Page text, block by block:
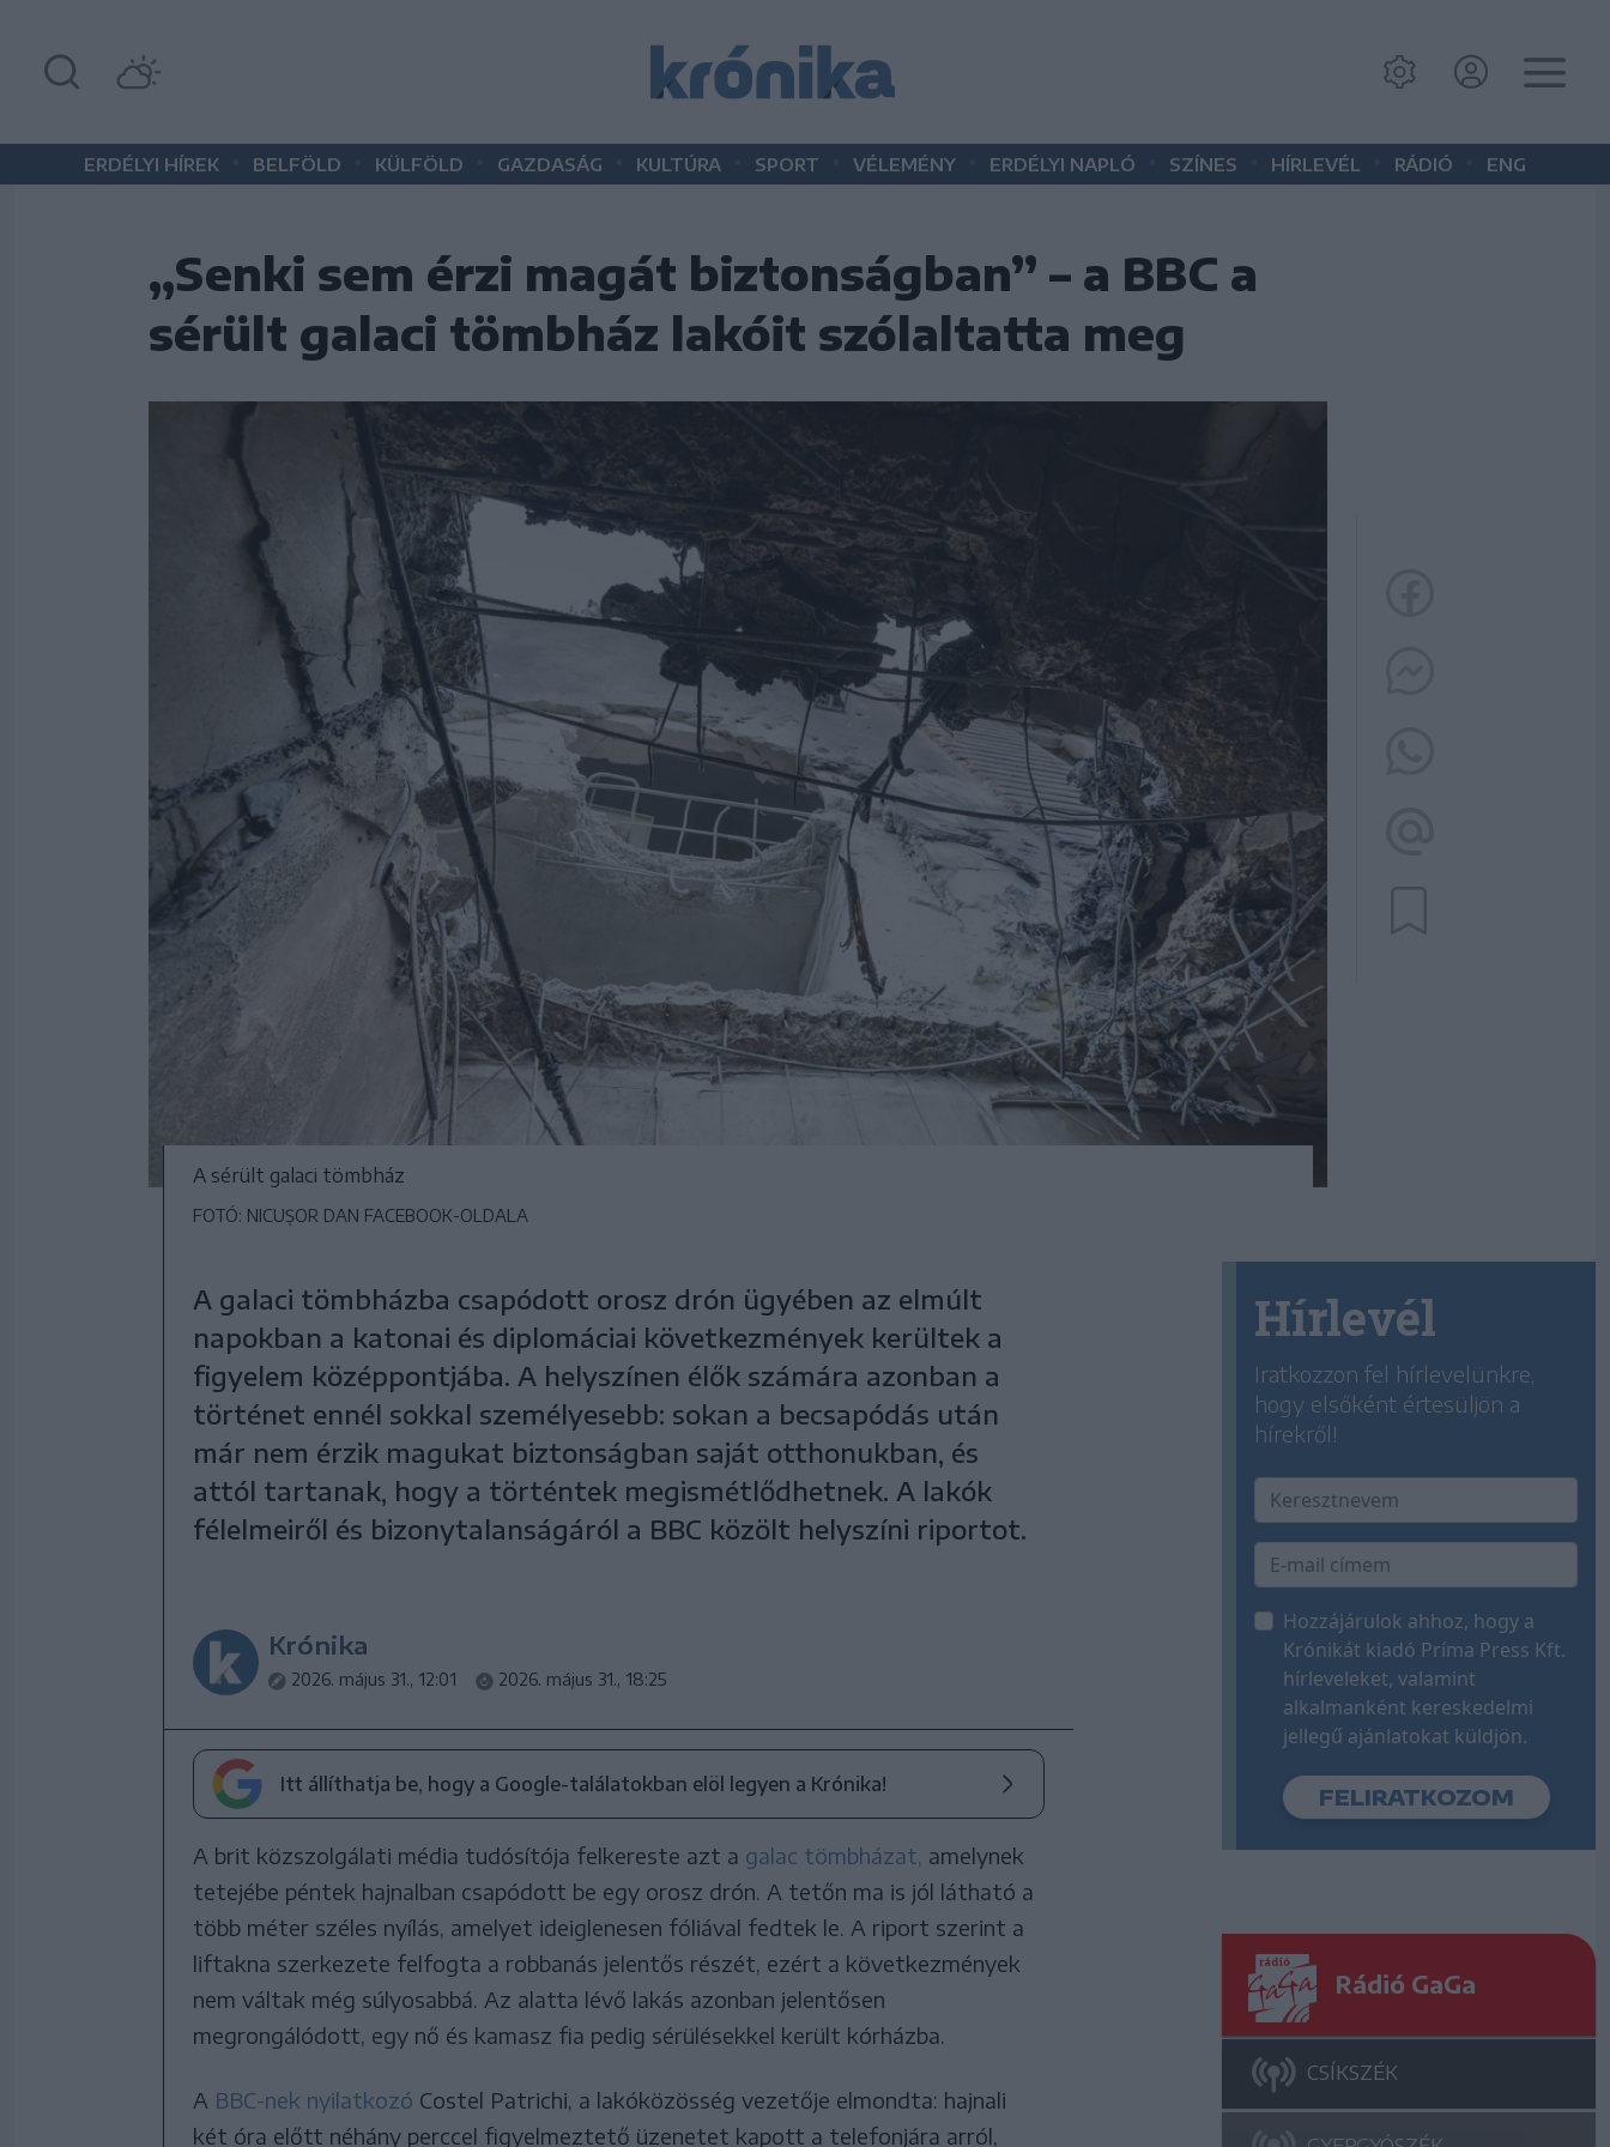
ERDÉLYI HÍREK BELFÖLD KÜLFÖLD GAZDASÁG KULTÚRA SPORT VÉLEMÉNY ERDÉLYI NAPLÓ SZÍNES HÍRLEVÉL RÁDIÓ ENG
„Senki sem érzi magát biztonságban” – a BBC a
sérült galaci tömbház lakóit szólaltatta meg
A sérült galaci tömbház
FOTÓ: NICUȘOR DAN FACEBOOK-OLDALA
A galaci tömbházba csapódott orosz drón ügyében az elmúlt
napokban a katonai és diplomáciai következmények kerültek a
figyelem középpontjába. A helyszínen élők számára azonban a
történet ennél sokkal személyesebb: sokan a becsapódás után
már nem érzik magukat biztonságban saját otthonukban, és
attól tartanak, hogy a történtek megismétlődhetnek. A lakók
félelmeiről és bizonytalanságáról a BBC közölt helyszíni riportot.
Krónika
2026. május 31., 12:01 2026. május 31., 18:25
Itt állíthatja be, hogy a Google-találatokban elöl legyen a Krónika!
A brit közszolgálati média tudósítója felkereste azt a galac tömbházat, amelynek
tetejébe péntek hajnalban csapódott be egy orosz drón. A tetőn ma is jól látható a
több méter széles nyílás, amelyet ideiglenesen fóliával fedtek le. A riport szerint a
liftakna szerkezete felfogta a robbanás jelentős részét, ezért a következmények
nem váltak még súlyosabbá. Az alatta lévő lakás azonban jelentősen
megrongálódott, egy nő és kamasz fia pedig sérülésekkel került kórházba.
A BBC-nek nyilatkozó Costel Patrichi, a lakóközösség vezetője elmondta: hajnali
két óra előtt néhány perccel figyelmeztető üzenetet kapott a telefonjára arról,
Hírlevél
Iratkozzon fel hírlevelünkre,
hogy elsőként értesüljön a
hírekről!
Hozzájárulok ahhoz, hogy a
Krónikát kiadó Príma Press Kft.
hírleveleket, valamint
alkalmanként kereskedelmi
jellegű ajánlatokat küldjön.
Rádió GaGa
CSÍKSZÉK